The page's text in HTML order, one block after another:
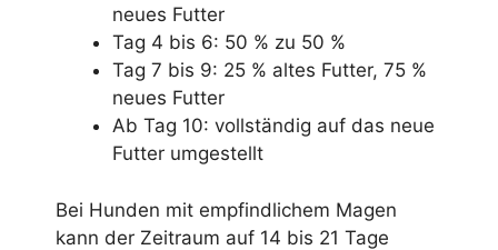
neues Futter
Tag 4 bis 6: 50 % zu 50 %
Tag 7 bis 9: 25 % altes Futter, 75 %
neues Futter
Ab Tag 10: vollständig auf das neue
Futter umgestellt
Bei Hunden mit empfindlichem Magen
kann der Zeitraum auf 14 bis 21 Tage